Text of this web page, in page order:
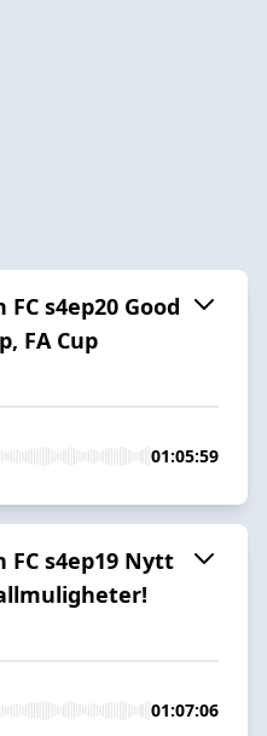
s4ep20 Good
FA Cup
01:05:59
FC s4ep19 Nytt
01:07:06